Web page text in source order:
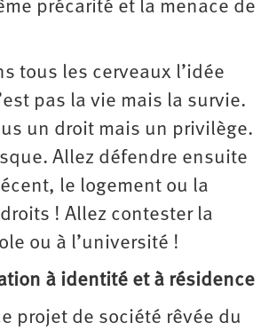
précarité et la menace de
tous les cerveaux l’idée
pas la vie mais la survie.
un droit mais un privilège.
Allez défendre ensuite
le logement ou la
! Allez contester la
ou à l’université !
à identité et à résidence
projet de société rêvée du